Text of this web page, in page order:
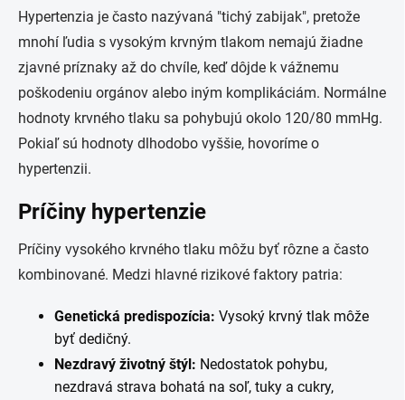
Hypertenzia je často nazývaná "tichý zabijak", pretože
mnohí ľudia s vysokým krvným tlakom nemajú žiadne
zjavné príznaky až do chvíle, keď dôjde k vážnemu
poškodeniu orgánov alebo iným komplikáciám. Normálne
hodnoty krvného tlaku sa pohybujú okolo 120/80 mmHg.
Pokiaľ sú hodnoty dlhodobo vyššie, hovoríme o
hypertenzii.
Príčiny hypertenzie
Príčiny vysokého krvného tlaku môžu byť rôzne a často
kombinované. Medzi hlavné rizikové faktory patria:
Genetická predispozícia: Vysoký krvný tlak môže
byť dedičný.
Nezdravý životný štýl: Nedostatok pohybu,
nezdravá strava bohatá na soľ, tuky a cukry,